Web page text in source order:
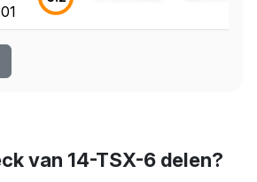
van 14-TSX-6 delen?